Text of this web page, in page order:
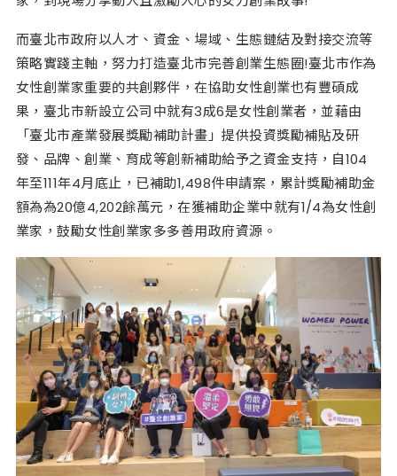
而臺北市政府以人才、資金、場域、生態鏈結及對接交流等
策略實踐主軸，努力打造臺北市完善創業生態圈!臺北市作為
女性創業家重要的共創夥伴，在協助女性創業也有豐碩成
果，臺北市新設立公司中就有3成6是女性創業者，並藉由
「臺北市產業發展獎勵補助計畫」提供投資獎勵補貼及研
發、品牌、創業、育成等創新補助給予之資金支持，自104
年至111年4月底止，已補助1,498件申請案，累計獎勵補助金
額為為20億4,202餘萬元，在獲補助企業中就有1/4為女性創
業家，鼓勵女性創業家多多善用政府資源。